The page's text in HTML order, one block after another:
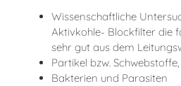
Wissenschaftliche
Aktivkohle- Blockfilter die
sehr gut aus dem
Partikel bzw.
Bakterien und Parasiten